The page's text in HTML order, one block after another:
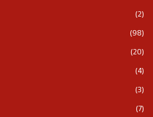
(2)
(98)
(20)
(4)
(3)
(7)